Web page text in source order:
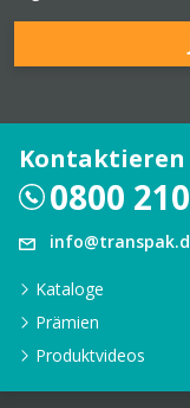
Kontaktieren
0800
Kataloge
Prämien
Produktvideos